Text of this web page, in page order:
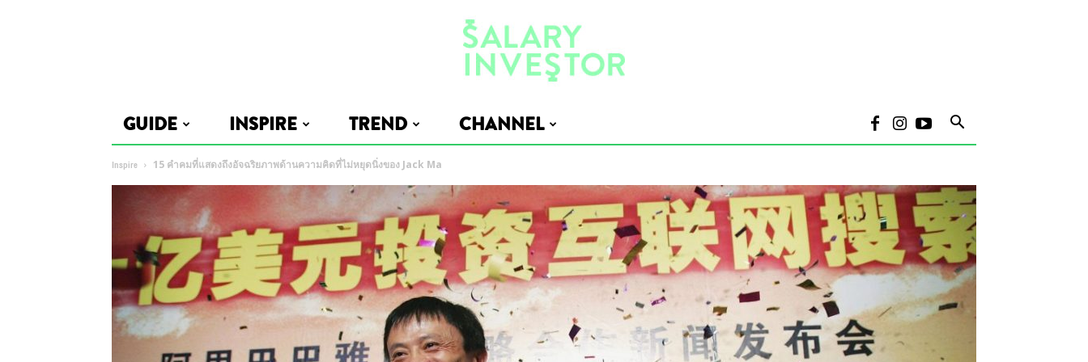
Salary
Investor
GUIDE INSPIRE TREND CHANNEL
Inspire 15 คำคมที่แสดงถึงอัจฉริยภาพด้านความคิดที่ไม่หยุดนิ่งของ Jack Ma